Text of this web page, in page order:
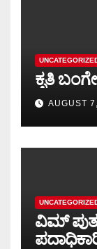
ಕೃತಿ
AUGUST
ವಿಮ್